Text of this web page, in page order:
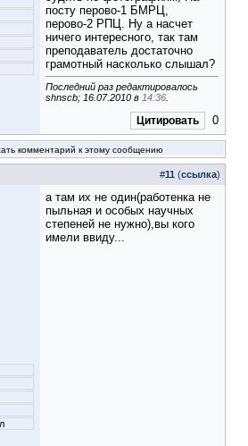
посту перово-1 БМРЦ,
перово-2 РПЦ. Ну а насчет
ничего интересного, так там
преподаватель достаточно
грамотный насколько слышал?
Последний раз редактировалось
shnscb; 16.07.2010 в 14:36
Цитировать 0
комментарий к этому сообщению
#11 (ссылка)
а там их не один(работенка не
пыльная и особых научных
степеней не нужно),вы кого
имели ввиду...